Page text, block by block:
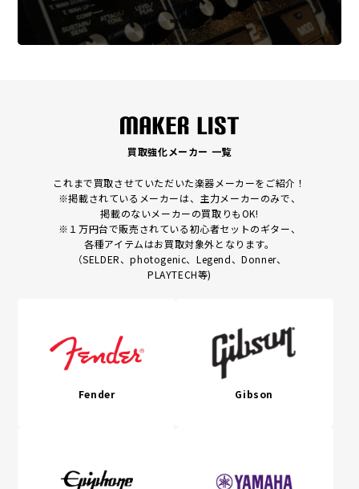
買取強化メーカー 一覧
これまで買取させていただいた楽器メーカーをご紹介！
※掲載されているメーカーは、主力メーカーのみで、
掲載のないメーカーの買取りもOK!
※１万円台で販売されている初心者セットのギター、
各種アイテムはお買取対象外となります。
（SELDER、photogenic、Legend、Donner、
PLAYTECH等)
Fender Gibson